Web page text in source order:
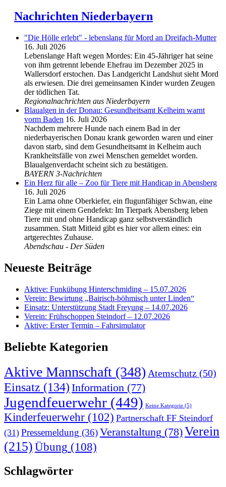
Nachrichten Niederbayern
"Die Hölle erlebt" - lebenslang für Mord an Dreifach-Mutter
16. Juli 2026
Lebenslange Haft wegen Mordes: Ein 45-Jähriger hat seine
von ihm getrennt lebende Ehefrau im Dezember 2025 in
Wallersdorf erstochen. Das Landgericht Landshut sieht Mord
als erwiesen. Die drei gemeinsamen Kinder wurden Zeugen
der tödlichen Tat.
Regionalnachrichten aus Niederbayern
Blaualgen in der Donau: Gesundheitsamt Kelheim warnt
vorm Baden 16. Juli 2026
Nachdem mehrere Hunde nach einem Bad in der
niederbayerischen Donau krank geworden waren und einer
davon starb, sind dem Gesundheitsamt in Kelheim auch
Krankheitsfälle von zwei Menschen gemeldet worden.
Blaualgenverdacht scheint sich zu bestätigen.
BAYERN 3-Nachrichten
Ein Herz für alle – Zoo für Tiere mit Handicap in Abensberg
16. Juli 2026
Ein Lama ohne Oberkiefer, ein flugunfähiger Schwan, eine
Ziege mit einem Gendefekt: Im Tierpark Abensberg leben
Tiere mit und ohne Handicap ganz selbstverständlich
zusammen. Statt Mitleid gibt es hier vor allem eines: ein
artgerechtes Zuhause.
Abendschau - Der Süden
Neueste Beiträge
Aktive: Funkübung Hinterschmiding – 15.07.2026
Verein: Bewirtung „Bairisch-böhmisch unter Linden“
Einsatz: Unterstützung Stadt Freyung – 14.07.2026
Verein: Frühschoppen Steindorf – 12.07.2026
Aktive: Erster Termin – Fahrsimulator
Beliebte Kategorien
Aktive Mannschaft (348) Atemschutz (50)
Einsatz (134) Information (77)
Jugendfeuerwehr (449) Keine Kategorie (5)
Kinderfeuerwehr (102) Partnerschaft FF Steindorf
(31) Pressemeldung (36)Veranstaltung (78)Verein
(215)Übung (108)
Schlagwörter